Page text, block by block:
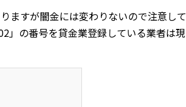
ますが闇金には変わりないので注意して
」の番号を貸金業登録している業者は現